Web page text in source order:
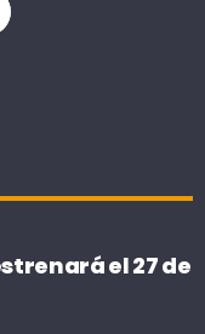
el 27 de